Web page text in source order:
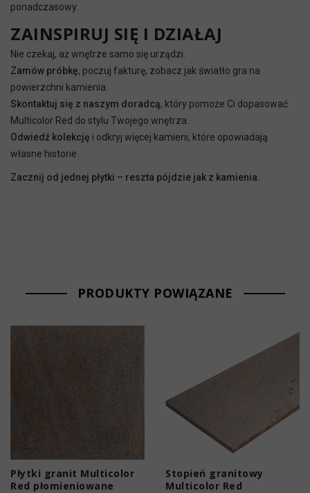
ponadczasowy.
ZAINSPIRUJ SIĘ I DZIAŁAJ
Nie czekaj, aż wnętrze samo się urządzi.
Zamów próbkę, poczuj fakturę, zobacz jak światło gra na
powierzchni kamienia.
Skontaktuj się z naszym doradcą, który pomoże Ci dopasować
Multicolor Red do stylu Twojego wnętrza.
Odwiedź kolekcję i odkryj więcej kamieni, które opowiadają
własne historie.
Zacznij od jednej płytki – reszta pójdzie jak z kamienia.
PRODUKTY POWIĄZANE
Płytki granit Multicolor
Red płomieniowane
Stopień granitowy
Multicolor Red